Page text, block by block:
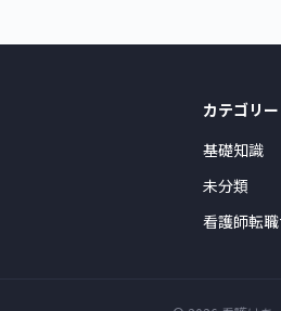
カテゴリー
基礎知識
未分類
看護師転